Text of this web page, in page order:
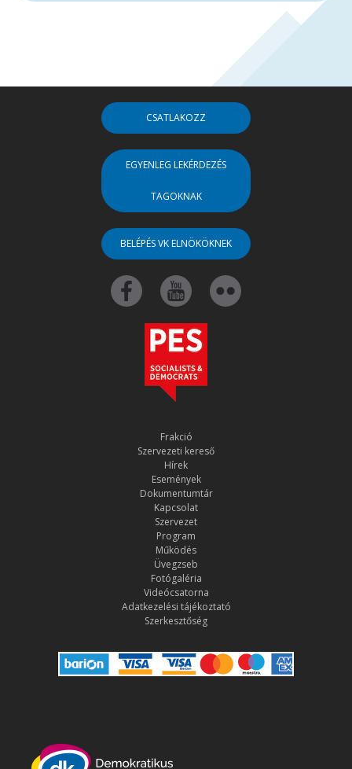
CSATLAKOZZ
EGYENLEG LEKÉRDEZÉS
TAGOKNAK
BELÉPÉS VK ELNÖKÖKNEK
Frakció
Szervezeti kereső
Hírek
Események
Dokumentumtár
Kapcsolat
Szervezet
Program
Működés
Üvegzseb
Fotógaléria
Videócsatorna
Adatkezelési tájékoztató
Szerkesztőség